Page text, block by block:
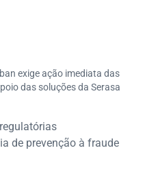
exige ação imediata das
das soluções da Serasa
de prevenção à fraude